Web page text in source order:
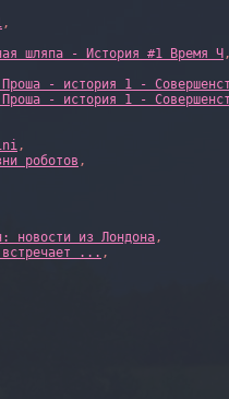
,
шляпа - История #1 Время Ч
- история 1 -
- история 1 -
,
роботов ,
новости из Лондона,
встречает ... ,